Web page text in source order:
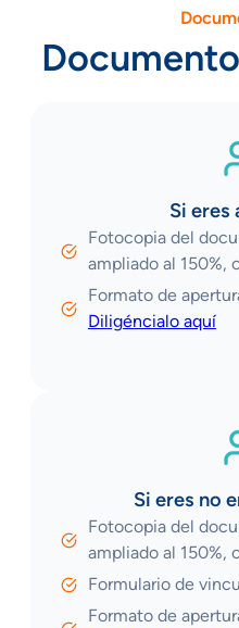
Si eres
Fotocopia del
ampliado al 150%,
Formato de
Diligéncialo aquí
Si eres no
Fotocopia del
ampliado al 150%,
Formulario de
Formato de